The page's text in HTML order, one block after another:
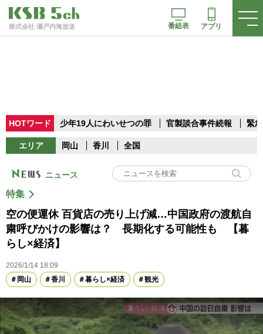
株式会社 瀬戸内海放送 番組表 アプリ
HOTワード 少年19人にわいせつの罪 官製談合事件続報 緊
エリア 岡山 香川 全国
ニュース
特集
空の便運休 百貨店の売り上げ減…中国政府の渡航自
粛呼びかけの影響は？ 長期化する可能性も 【暮
らし×経済】
2026/1/14 18:09
岡山
香川 暮らし×経済 観光